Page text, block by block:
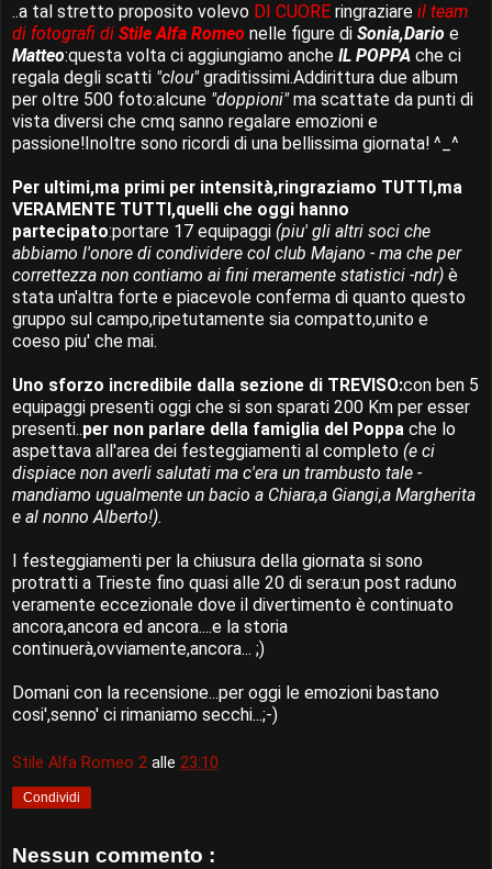
..a tal stretto proposito volevo DI CUORE ringraziare il team
di fotografi di Stile Alfa Romeo nelle figure di Sonia,Dario e
Matteo:questa volta ci aggiungiamo anche IL POPPA che ci
regala degli scatti "clou"graditissimi.Addirittura due album
per oltre 500 foto:alcune "doppioni"ma scattate da punti di
vista diversi che cmq sanno regalare emozioni e
passione!Inoltre sono ricordi di una bellissima giornata! ^_^
Per ultimi,ma primi per intensità,ringraziamo TUTTI,ma
VERAMENTE TUTTI,quelli che oggi hanno
partecipato:portare 17 equipaggi (piu' gli altri soci che
abbiamo l'onore di condividere col club Majano - ma che per
correttezza non contiamo ai fini meramente statistici -ndr) è
stata un'altra forte e piacevole conferma di quanto questo
gruppo sul campo,ripetutamente sia compatto,unito e
coeso piu' che mai.
Uno sforzo incredibile dalla sezione di TREVISO:con ben 5
equipaggi presenti oggi che si son sparati 200 Km per esser
presenti..per non parlare della famiglia del Poppa che lo
aspettava all'area dei festeggiamenti al completo (e ci
dispiace non averli salutati ma c'era un trambusto tale -
mandiamo ugualmente un bacio a Chiara,a Giangi,a Margherita
e al nonno Alberto!).
I festeggiamenti per la chiusura della giornata si sono
protratti a Trieste fino quasi alle 20 di sera:un post raduno
veramente eccezionale dove il divertimento è continuato
ancora,ancora ed ancora....e la storia
continuerà,ovviamente,ancora... ;)
Domani con la recensione...per oggi le emozioni bastano
cosi',senno' ci rimaniamo secchi...;-)
Stile Alfa Romeo 2 alle 23:10
Condividi
Nessun commento :